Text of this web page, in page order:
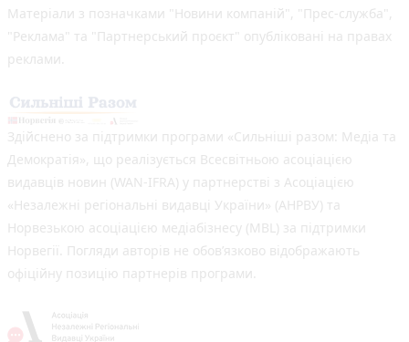
Матеріали з позначками "Новини компаній", "Прес-служба",
"Реклама" та "Партнерський проєкт" опубліковані на правах
реклами.
Здійснено за підтримки програми «Сильніші разом: Медіа та
Демократія», що реалізується Всесвітньою асоціацією
видавців новин (WAN-IFRA) у партнерстві з Асоціацією
«Незалежні регіональні видавці України» (АНРВУ) та
Норвезькою асоціацією медіабізнесу (MBL) за підтримки
Норвегії. Погляди авторів не обов’язково відображають
офіційну позицію партнерів програми.